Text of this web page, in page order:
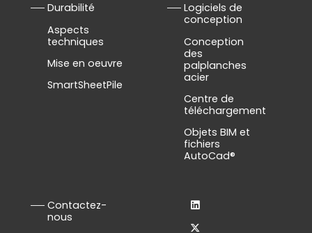
Durabilité
Aspects
techniques
Mise en oeuvre
SmartSheetPile
Logiciels de
conception
Conception
des
palplanches
acier
Centre de
téléchargement
Objets BIM et
fichiers
AutoCad®
Contactez-
nous